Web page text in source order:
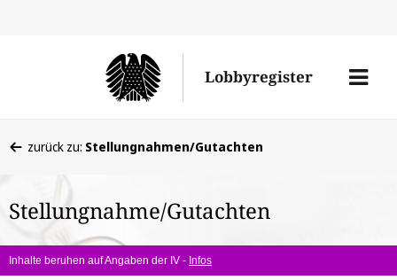
Lobbyregister
Menü
befinden
hier:
zurück zu: Stellungnahmen/Gutachten
Stellungnahme/Gutachten
Inhalte beruhen auf Angaben der IV - Infos